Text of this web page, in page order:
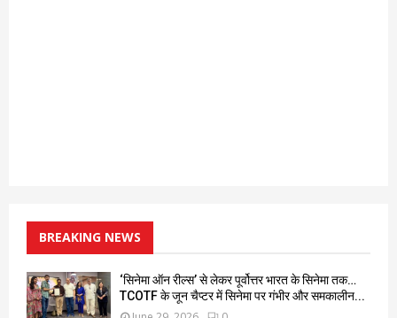
BREAKING NEWS
‘सिनेमा ऑन रील्स’ से लेकर पूर्वोत्तर भारत के सिनेमा तक…
TCOTF के जून चैप्टर में सिनेमा पर गंभीर और समकालीन...